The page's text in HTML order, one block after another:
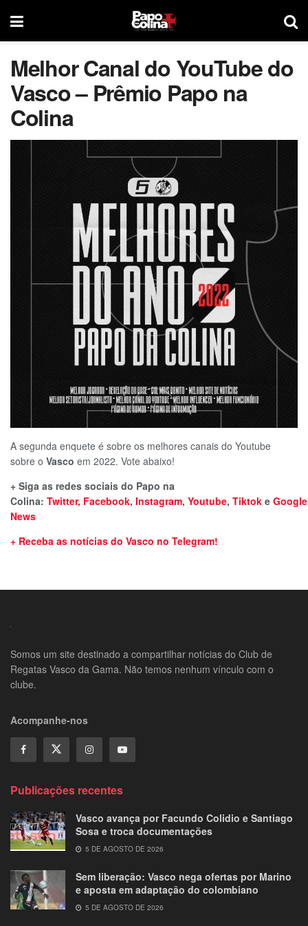
Melhor Canal do YouTube do
Vasco – Prêmio Papo na
Colina
A segunda enquete é sobre os melhores canais do Youtube
sobre o Vasco em 2022. Vote abaixo!
+ Siga as redes sociais do Papo na
Colina: Twitter, Facebook, Instagram, Youtube, Tiktok e Google
News
+ Receba as notícias do Vasco no Telegram!
Somos um site destinado a compartilhar notícias do Club de
Regatas Vasco da Gama. Não temos nenhum vínculo com o
clube.
Acompanhe-nos
Publicações recentes
Vasco avança por Facundo Colidio e Santiago
Sosa e troca documentações
5 DE AGOSTO DE 2026
Sem liberação: Vasco nega ofertas por Marino
e aposta em adaptação do colombiano
5 DE AGOSTO DE 2026